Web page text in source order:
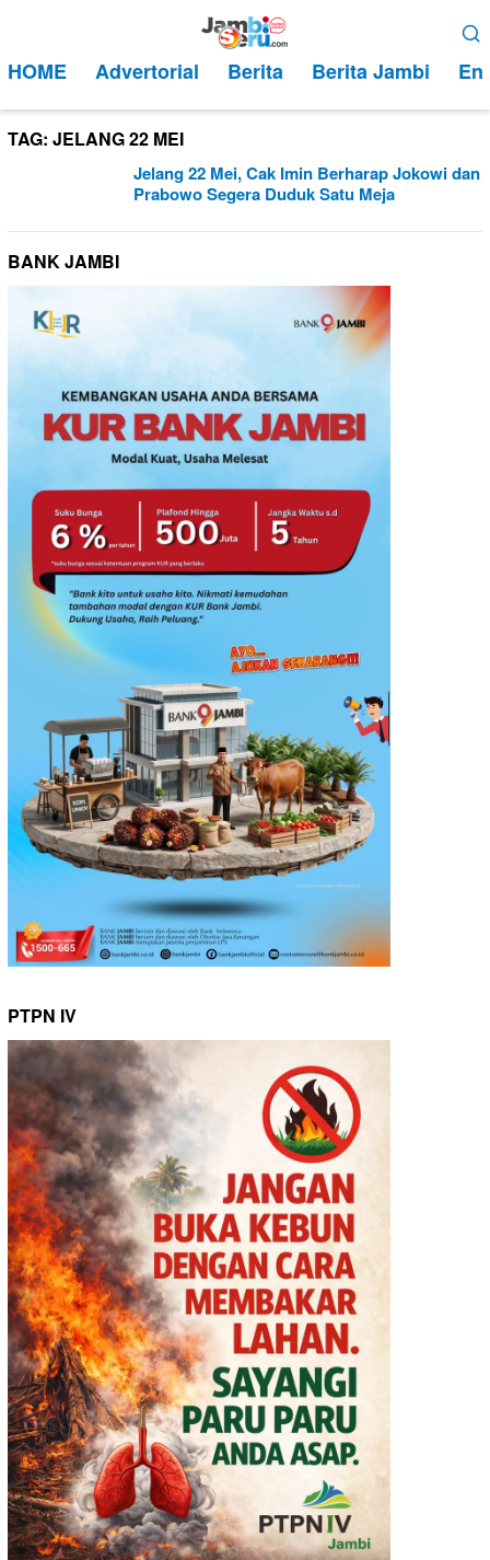
kontenMobile
HOME Advertorial Berita Berita Jambi
TAG: JELANG 22 MEI
Jelang 22 Mei, Cak Imin Berharap Jokowi dan
Prabowo Segera Duduk Satu Meja
BANK JAMBI
PTPN IV